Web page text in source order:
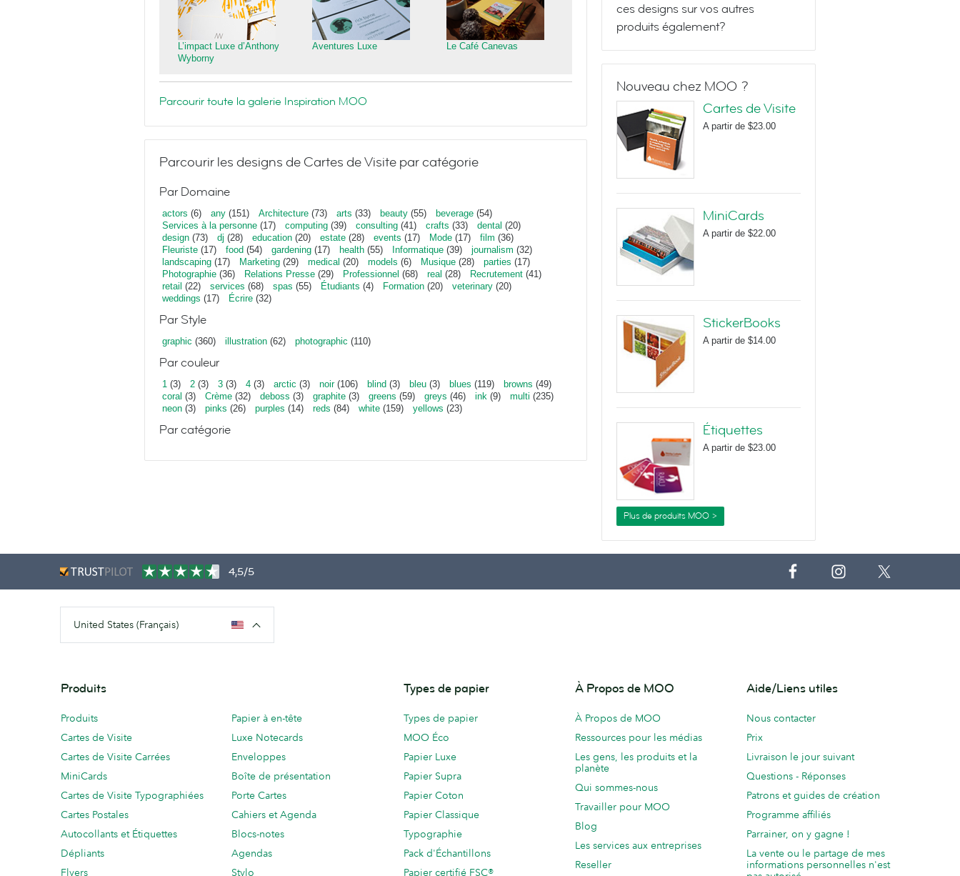
L’impact Luxe d’Anthony
Wyborny
Aventures Luxe Le Café Canevas
Parcourir toute la galerie Inspiration MOO
Parcourir les designs de Cartes de Visite par catégorie
Par Domaine
actors (6) any (151) Architecture (73) arts (33) beauty (55) beverage (54)
Services à la personne (17) computing (39) consulting (41) crafts (33) dental (20)
design (73) dj (28) education (20) estate (28) events (17) Mode (17) film (36)
Fleuriste (17) food (54) gardening (17) health (55) Informatique (39) journalism (32)
landscaping (17) Marketing (29) medical (20) models (6) Musique (28) parties (17)
Photographie (36) Relations Presse (29) Professionnel (68) real (28) Recrutement (41)
retail (22) services (68) spas (55) Étudiants (4) Formation (20) veterinary (20)
weddings (17) Écrire (32)
Par Style
graphic (360) illustration (62) photographic (110)
Par couleur
1 (3) 2 (3) 3 (3) 4 (3) arctic (3) noir(106) blind (3) bleu (3) blues (119) browns (49)
coral (3) Crème (32) deboss (3) graphite (3) greens (59) greys (46) ink (9) multi (235)
neon (3) pinks (26) purples (14) reds (84) white (159) yellows (23)
Par catégorie
ces designs sur vos autres
produits également?
Nouveau chez MOO ?
Cartes de Visite
A partir de $23.00
MiniCards
A partir de $22.00
StickerBooks
A partir de $14.00
Étiquettes
A partir de $23.00
Plus de produits MOO >
4,5/5
United States (Français)
Produits
Produits
Cartes de Visite
Cartes de Visite Carrées
MiniCards
Cartes de Visite Typographiées
Cartes Postales
Autocollants et Étiquettes
Dépliants
Flyers
Papier à en-tête
Luxe Notecards
Enveloppes
Boîte de présentation
Porte Cartes
Cahiers et Agenda
Blocs-notes
Agendas
Stylo
Types de papier
Types de papier
MOO Éco
Papier Luxe
Papier Supra
Papier Coton
Papier Classique
Typographie
Pack d'Échantillons
Papier certifié FSC®
À Propos de MOO
À Propos de MOO
Ressources pour les médias
Les gens, les produits et la
planète
Qui sommes-nous
Travailler pour MOO
Blog
Les services aux entreprises
Reseller
Aide/Liens utiles
Nous contacter
Prix
Livraison le jour suivant
Questions - Réponses
Patrons et guides de création
Programme affiliés
Parrainer, on y gagne !
La vente ou le partage de mes
informations personnelles n'est